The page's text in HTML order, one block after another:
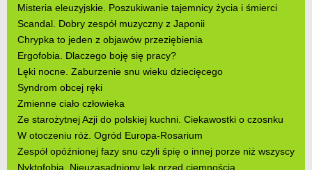
Misteria eleuzyjskie. Poszukiwanie tajemnicy życia i śmierci
Scandal. Dobry zespół muzyczny z Japonii
Chrypka to jeden z objawów przeziębienia
Ergofobia. Dlaczego boję się pracy?
Lęki nocne. Zaburzenie snu wieku dziecięcego
Syndrom obcej ręki
Zmienne ciało człowieka
Ze starożytnej Azji do polskiej kuchni. Ciekawostki o czosnku
W otoczeniu róż. Ogród Europa-Rosarium
Zespół opóźnionej fazy snu czyli śpię o innej porze niż wszyscy
Nyktofobia. Nieuzasadniony lęk przed ciemnością